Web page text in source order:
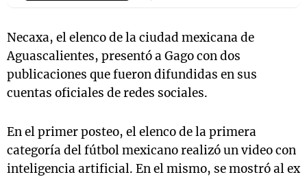
Necaxa, el elenco de la ciudad mexicana de
Aguascalientes, presentó a Gago con dos
publicaciones que fueron difundidas en sus
cuentas oficiales de redes sociales.
En el primer posteo, el elenco de la primera
categoría del fútbol mexicano realizó un video con
inteligencia artificial. En el mismo, se mostró al ex